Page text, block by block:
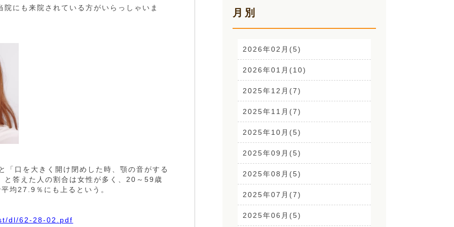
にも来院されている方がいらっしゃいま
「口を大きく開け閉めした時、顎の音がする
と答えた人の割合は女性が多く、20～59歳
均27.9％にも上るという。
dl/62-28-02.pdf
お声(1)
腰痛(52)
自律神経(2)
耳鳴り(2)
踵の痛み(1)
背中の痛み(3)
外反母趾(1)
来院なさる患者さまへ(1)
O脚(2)
月別
2026年02月(5)
2026年01月(10)
2025年12月(7)
2025年11月(7)
2025年10月(5)
2025年09月(5)
2025年08月(5)
2025年07月(7)
2025年06月(5)